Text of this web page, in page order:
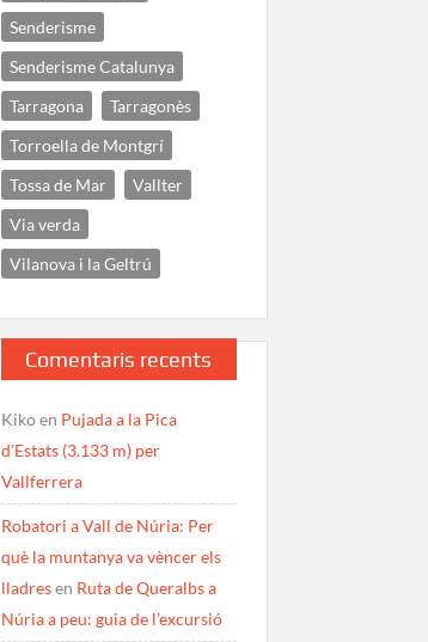
Senderisme
Senderisme Catalunya
Tarragona
Tarragonès
Torroella de Montgrí
Tossa de Mar
Vallter
Via verda
Vilanova i la Geltrú
Comentaris recents
Kikoen Pujada a la Pica
d’Estats (3.133 m) per
Vallferrera
Robatori a Vall de Núria: Per
què la muntanya va vèncer els
lladresen Ruta de Queralbs a
Núria a peu: guia de l’excursió